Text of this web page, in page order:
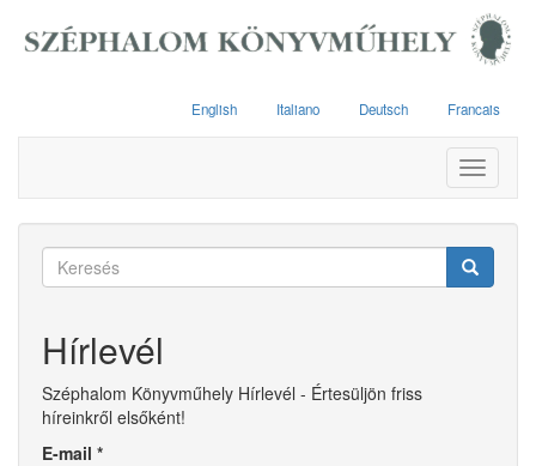
English Italiano Deutsch Francais
Toggle
Keresés
Hírlevél
Széphalom Könyvműhely Hírlevél - Értesüljön friss
híreinkről elsőként!
E-mail *